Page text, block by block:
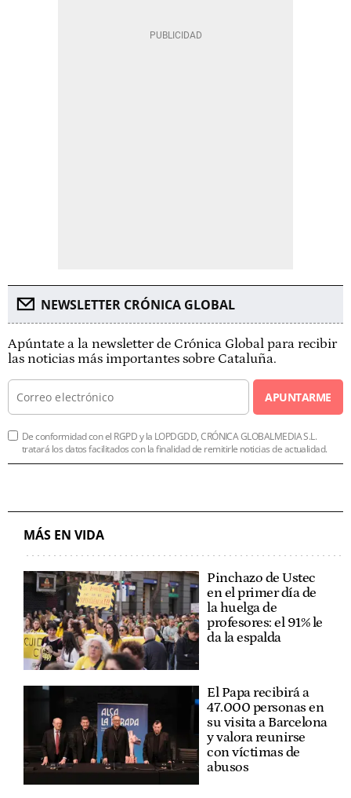
NEWSLETTER CRÓNICA GLOBAL
Apúntate a la newsletter de Crónica Global para recibir
las noticias más importantes sobre Cataluña.
APUNTARME
De conformidad con el RGPD y la LOPDGDD, CRÓNICA GLOBALMEDIA S.L.
tratará los datos facilitados con la finalidad de remitirle noticias de actualidad.
MÁS EN VIDA
Pinchazo de Ustec
en el primer día de
la huelga de
profesores: el 91% le
da la espalda
El Papa recibirá a
47.000 personas en
su visita a Barcelona
y valora reunirse
con víctimas de
abusos